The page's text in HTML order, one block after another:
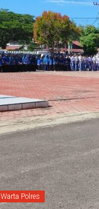
Warta Polres